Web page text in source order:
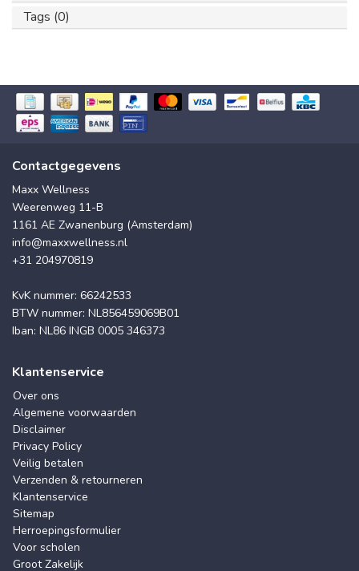
Tags (0)
Contactgegevens
Maxx Wellness
Weerenweg 11-B
1161 AE Zwanenburg (Amsterdam)
info@maxxwellness.nl
+31 204970819
KvK nummer: 66242533
BTW nummer: NL856459069B01
Iban: NL86 INGB 0005 346373
Klantenservice
Over ons
Algemene voorwaarden
Disclaimer
Privacy Policy
Veilig betalen
Verzenden & retourneren
Klantenservice
Sitemap
Herroepingsformulier
Voor scholen
Groot Zakelijk